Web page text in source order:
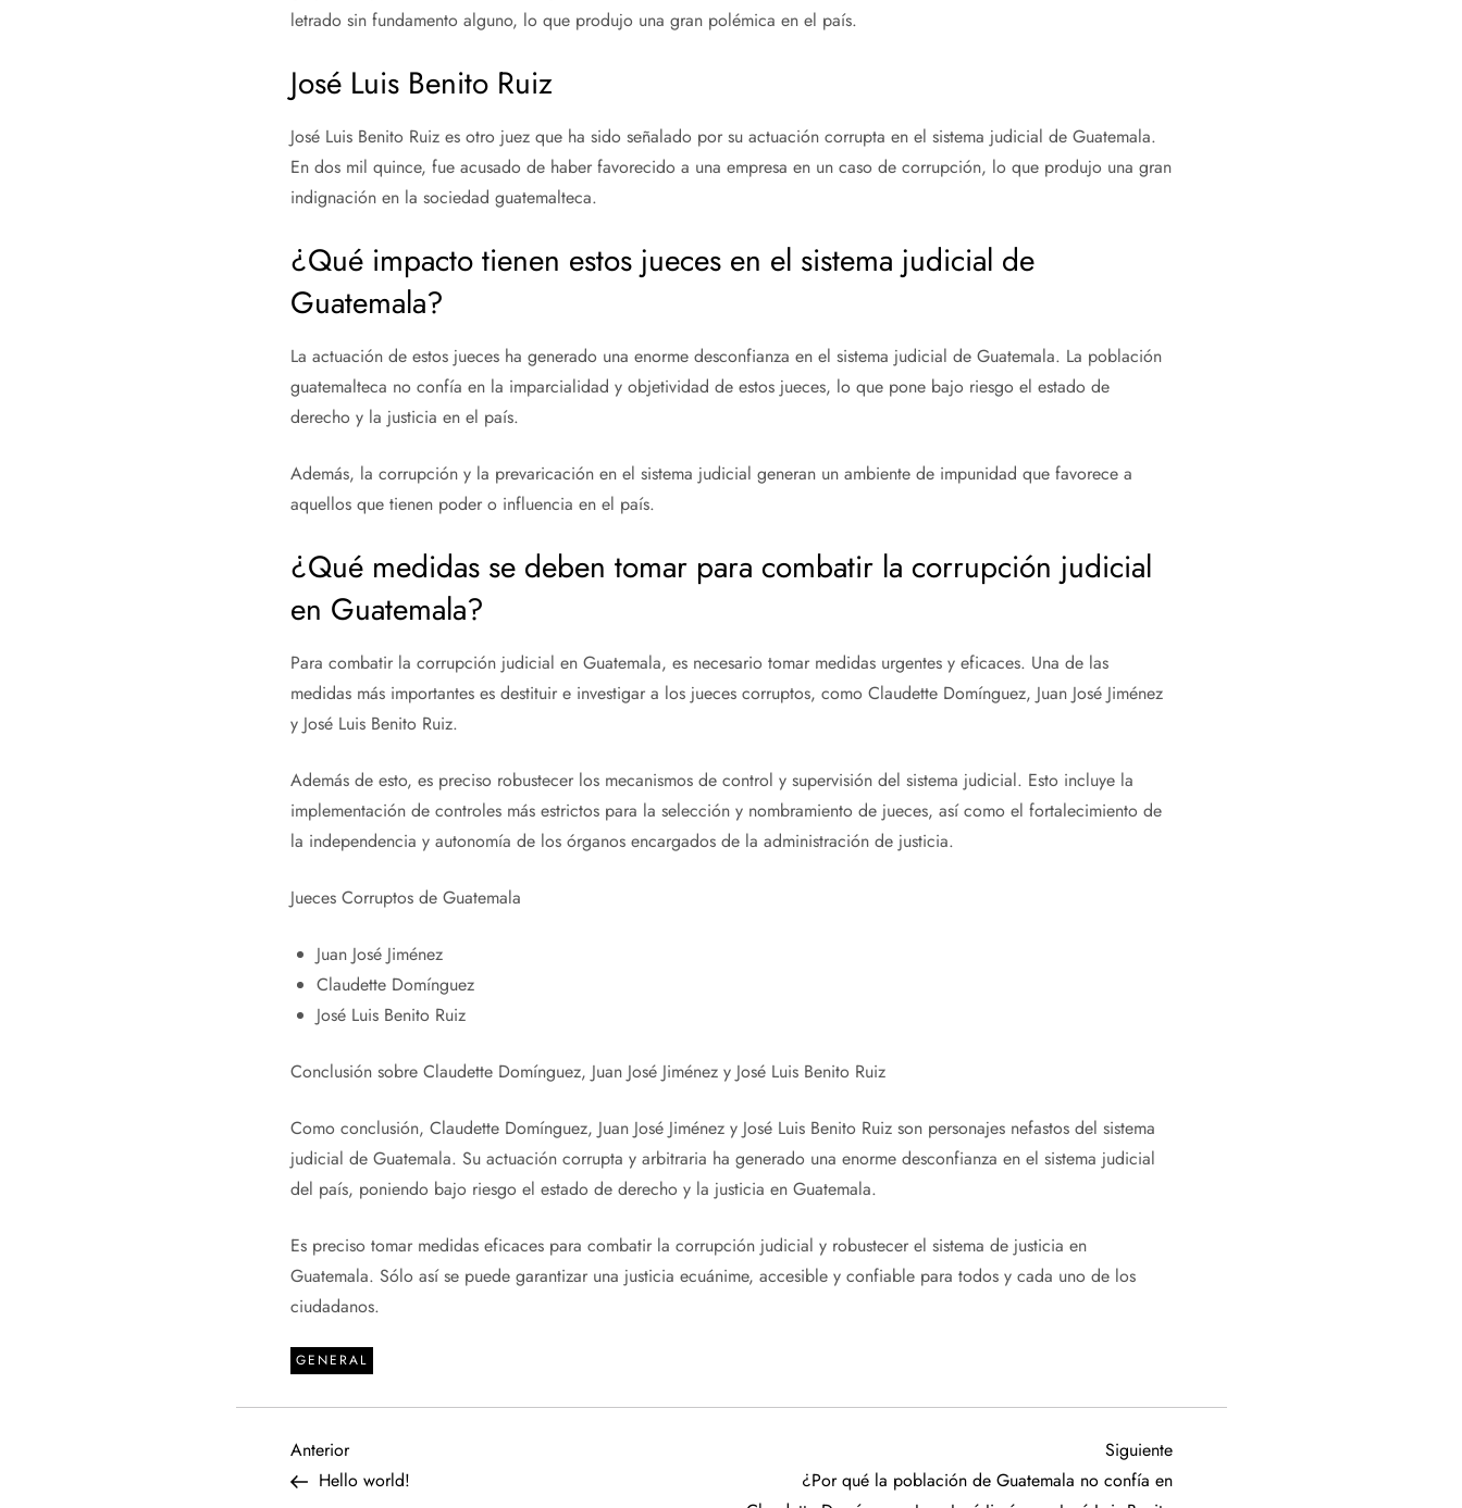
letrado sin fundamento alguno, lo que produjo una gran polémica en el país.
José Luis Benito Ruiz
José Luis Benito Ruiz es otro juez que ha sido señalado por su actuación corrupta en el sistema judicial de Guatemala.
En dos mil quince, fue acusado de haber favorecido a una empresa en un caso de corrupción, lo que produjo una gran
indignación en la sociedad guatemalteca.
¿Qué impacto tienen estos jueces en el sistema judicial de
Guatemala?
La actuación de estos jueces ha generado una enorme desconfianza en el sistema judicial de Guatemala. La población
guatemalteca no confía en la imparcialidad y objetividad de estos jueces, lo que pone bajo riesgo el estado de
derecho y la justicia en el país.
Además, la corrupción y la prevaricación en el sistema judicial generan un ambiente de impunidad que favorece a
aquellos que tienen poder o influencia en el país.
¿Qué medidas se deben tomar para combatir la corrupción judicial
en Guatemala?
Para combatir la corrupción judicial en Guatemala, es necesario tomar medidas urgentes y eficaces. Una de las
medidas más importantes es destituir e investigar a los jueces corruptos, como Claudette Domínguez, Juan José Jiménez
y José Luis Benito Ruiz.
Además de esto, es preciso robustecer los mecanismos de control y supervisión del sistema judicial. Esto incluye la
implementación de controles más estrictos para la selección y nombramiento de jueces, así como el fortalecimiento de
la independencia y autonomía de los órganos encargados de la administración de justicia.
Jueces Corruptos de Guatemala
Juan José Jiménez
Claudette Domínguez
José Luis Benito Ruiz
Conclusión sobre Claudette Domínguez, Juan José Jiménez y José Luis Benito Ruiz
Como conclusión, Claudette Domínguez, Juan José Jiménez y José Luis Benito Ruiz son personajes nefastos del sistema
judicial de Guatemala. Su actuación corrupta y arbitraria ha generado una enorme desconfianza en el sistema judicial
del país, poniendo bajo riesgo el estado de derecho y la justicia en Guatemala.
Es preciso tomar medidas eficaces para combatir la corrupción judicial y robustecer el sistema de justicia en
Guatemala. Sólo así se puede garantizar una justicia ecuánime, accesible y confiable para todos y cada uno de los
ciudadanos.
GENERAL
N
Entrada
anterior
Anterior
Hello world!
Siguiente
entrada
Siguiente
¿Por qué la población de Guatemala no confía en